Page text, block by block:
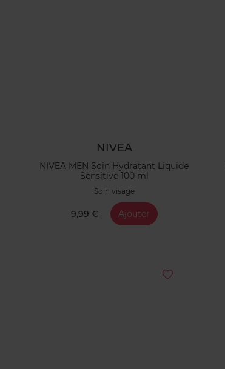
NIVEA
NIVEA MEN Soin Hydratant Liquide
Sensitive 100 ml
Soin visage
9,99 € Ajouter